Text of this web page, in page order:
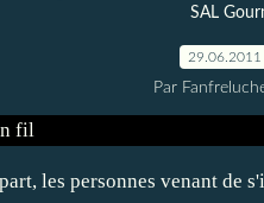
SAL
29.06.2011
Par
les personnes venant de